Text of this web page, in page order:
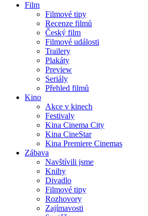
Film
Filmové tipy
Recenze filmů
Český film
Filmové události
Trailery
Plakáty
Preview
Seriály
Přehled filmů
Kino
Akce v kinech
Festivaly
Kina Cinema City
Kina CineStar
Kina Premiere Cinemas
Zábava
Navštívili jsme
Knihy
Divadlo
Filmové tipy
Rozhovory
Zajímavosti